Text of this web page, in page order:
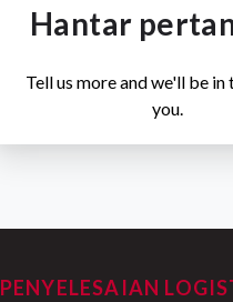
Hantar
Tell us more and we'll be
you.
PENYELESAIAN